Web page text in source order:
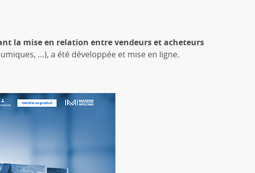
la mise en relation entre vendeurs et acheteurs
…), a été développée et mise en ligne.